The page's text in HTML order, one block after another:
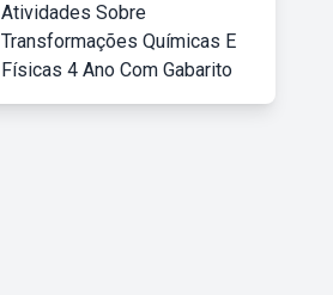
Atividades Sobre
Transformações Químicas E
Físicas 4 Ano Com Gabarito